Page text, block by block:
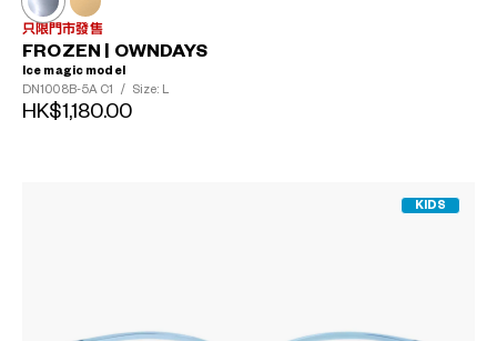
只限門市發售
FROZEN | OWNDAYS
Ice magic model
DN1008B-5A C1 / Size: L
HK$1,180.00
KIDS